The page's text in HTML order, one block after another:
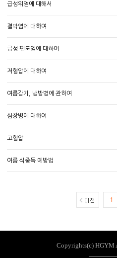
급성위염에 대해서
결막염에 대하여
급성 편도염에 대하여
저혈압에 대하여
여름감기, 냉방병에 관하여
심장병에 대하여
고혈압
여름 식중독 예방법
1
Copyrights(c) HGYM